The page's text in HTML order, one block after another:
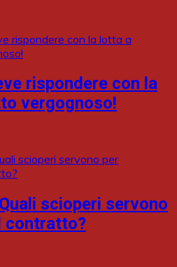
rispondere con la
vergognoso!
scioperi servono
contratto?